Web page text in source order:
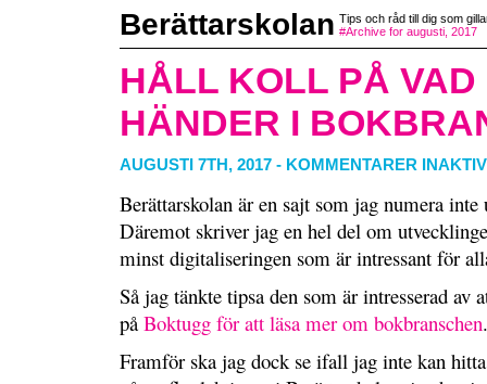
Berättarskolan Tips och råd till dig som
#Archive for augusti, 2017
HÅLL KOLL PÅ VAD
HÄNDER I
AUGUSTI 7TH, 2017 - KOMMENTARER
Berättarskolan är en sajt som jag numera inte
Däremot skriver jag en hel del om
minst digitaliseringen som är intressant för
Så jag tänkte tipsa den som är intresserad av
på Boktugg för att läsa mer om bokbranschen.
Framför ska jag dock se ifall jag inte kan